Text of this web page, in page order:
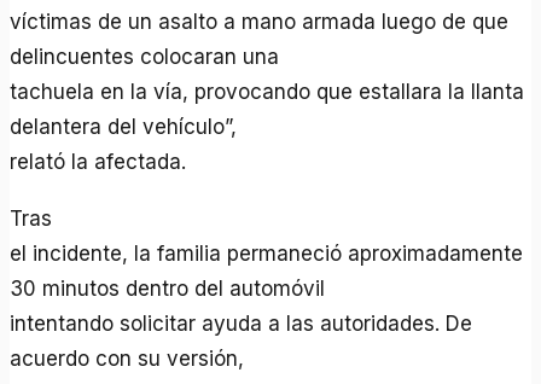
víctimas de un asalto a mano armada luego de que
delincuentes colocaran una
tachuela en la vía, provocando que estallara la llanta
delantera del vehículo”,
relató la afectada.
Tras
el incidente, la familia permaneció aproximadamente
30 minutos dentro del automóvil
intentando solicitar ayuda a las autoridades. De
acuerdo con su versión,